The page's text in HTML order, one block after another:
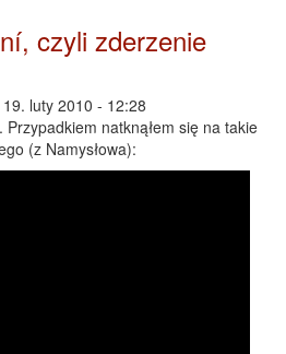
czyli zderzenie
luty 2010 - 12:28
natknąłem się na takie
(z Namysłowa):